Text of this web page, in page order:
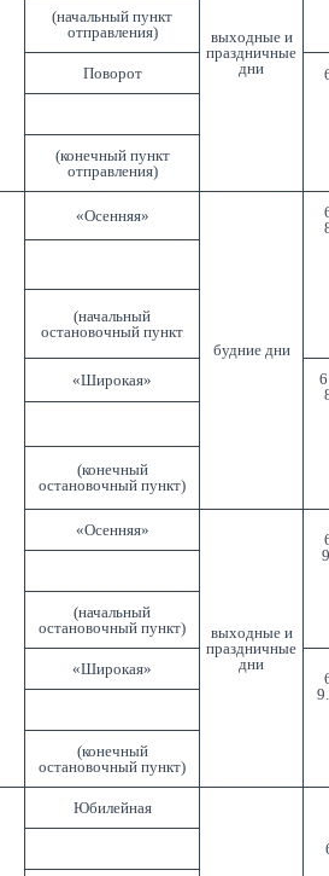
выходные и
праздничные
дни
(начальный пункт
отправления)
Поворот
(конечный пункт
отправления)
«Осенняя»
будние дни
(начальный
остановочный пункт
«Широкая»
(конечный
остановочный пункт)
«Осенняя»
выходные и
праздничные
дни
(начальный
остановочный пункт)
«Широкая»
(конечный
остановочный пункт)
Юбилейная